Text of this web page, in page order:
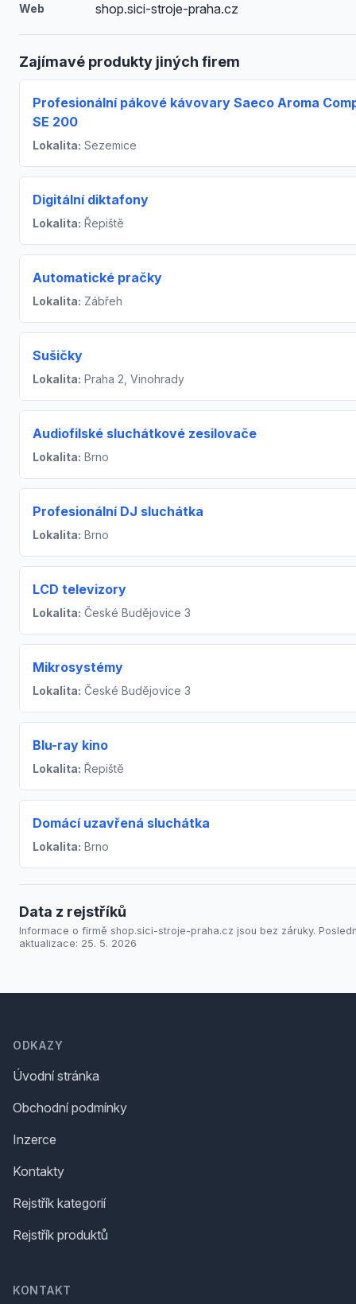
Web shop.sici-stroje-praha.cz
Zajímavé produkty jiných firem
Profesionální pákové kávovary Saeco Aroma
SE 200
Lokalita: Sezemice
Digitální diktafony
Lokalita: Řepiště
Automatické pračky
Lokalita: Zábřeh
Sušičky
Lokalita: Praha 2, Vinohrady
Audiofilské sluchátkové zesilovače
Lokalita: Brno
Profesionální DJ sluchátka
Lokalita: Brno
LCD televizory
Lokalita: České Budějovice 3
Mikrosystémy
Lokalita: České Budějovice 3
Blu-ray kino
Lokalita: Řepiště
Domácí uzavřená sluchátka
Lokalita: Brno
Data z rejstříků
Informace o firmě shop.sici-stroje-praha.cz jsou bez záruky.
aktualizace: 25. 5. 2026
ODKAZY
Úvodní stránka
Obchodní podmínky
Inzerce
Kontakty
Rejstřík kategorií
Rejstřík produktů
KONTAKT